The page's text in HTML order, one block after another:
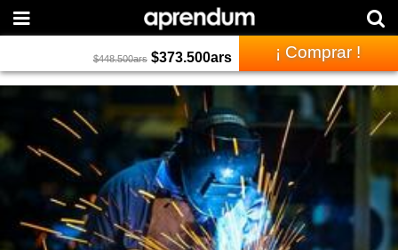
$448.500ars $373.500ars ¡ Comprar !